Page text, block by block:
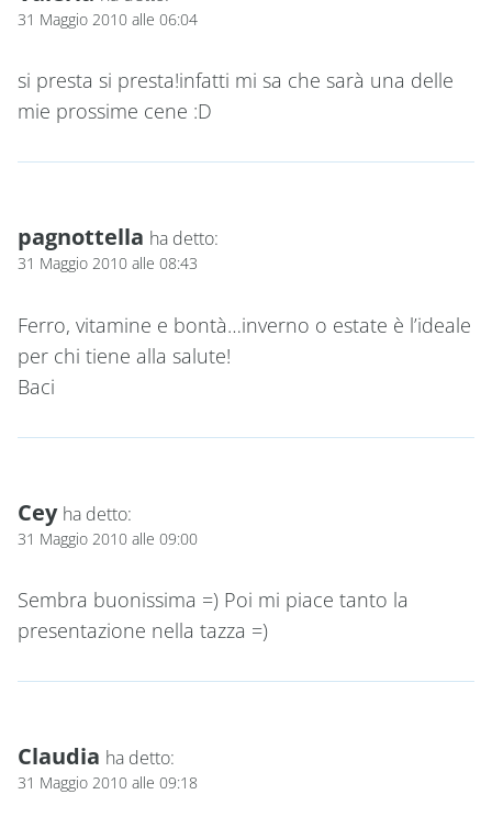
31 Maggio 2010 alle 06:04
si presta si presta!infatti mi sa che sarà una delle
mie prossime cene :D
pagnottella ha detto:
31 Maggio 2010 alle 08:43
Ferro, vitamine e bontà…inverno o estate è l’ideale
per chi tiene alla salute!
Baci
Cey ha detto:
31 Maggio 2010 alle 09:00
Sembra buonissima =) Poi mi piace tanto la
presentazione nella tazza =)
Claudia ha detto:
31 Maggio 2010 alle 09:18